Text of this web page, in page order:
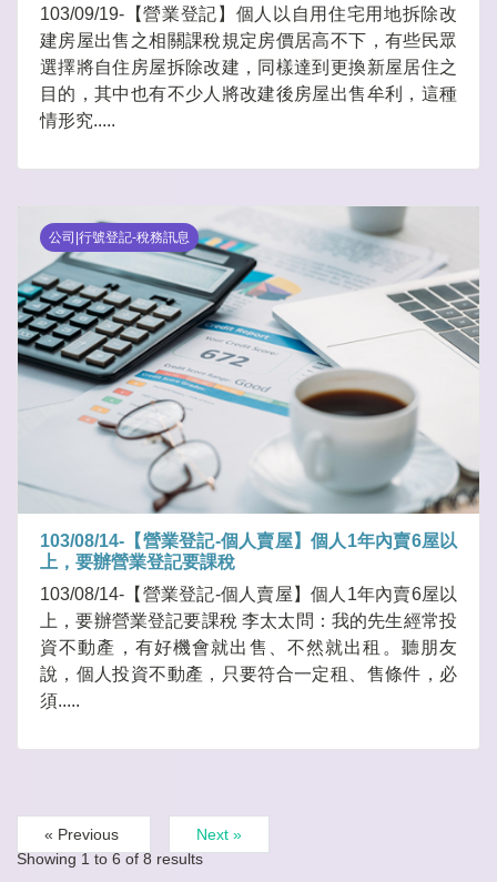
103/09/19-【營業登記】個人以自用住宅用地拆除改
建房屋出售之相關課稅規定房價居高不下，有些民眾
選擇將自住房屋拆除改建，同樣達到更換新屋居住之
目的，其中也有不少人將改建後房屋出售牟利，這種
情形究.....
公司|行號登記-稅務訊息
103/08/14-【營業登記-個人賣屋】個人1年內賣6屋以
上，要辦營業登記要課稅
103/08/14-【營業登記-個人賣屋】個人1年內賣6屋以
上，要辦營業登記要課稅 李太太問：我的先生經常投
資不動產，有好機會就出售、不然就出租。聽朋友
說，個人投資不動產，只要符合一定租、售條件，必
須.....
« Previous
Next »
Showing 1 to 6 of 8 results